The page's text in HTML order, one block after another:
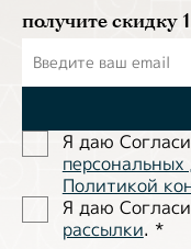
получите скидку
Я даю
Политиĸой
Я даю
рассылки. *